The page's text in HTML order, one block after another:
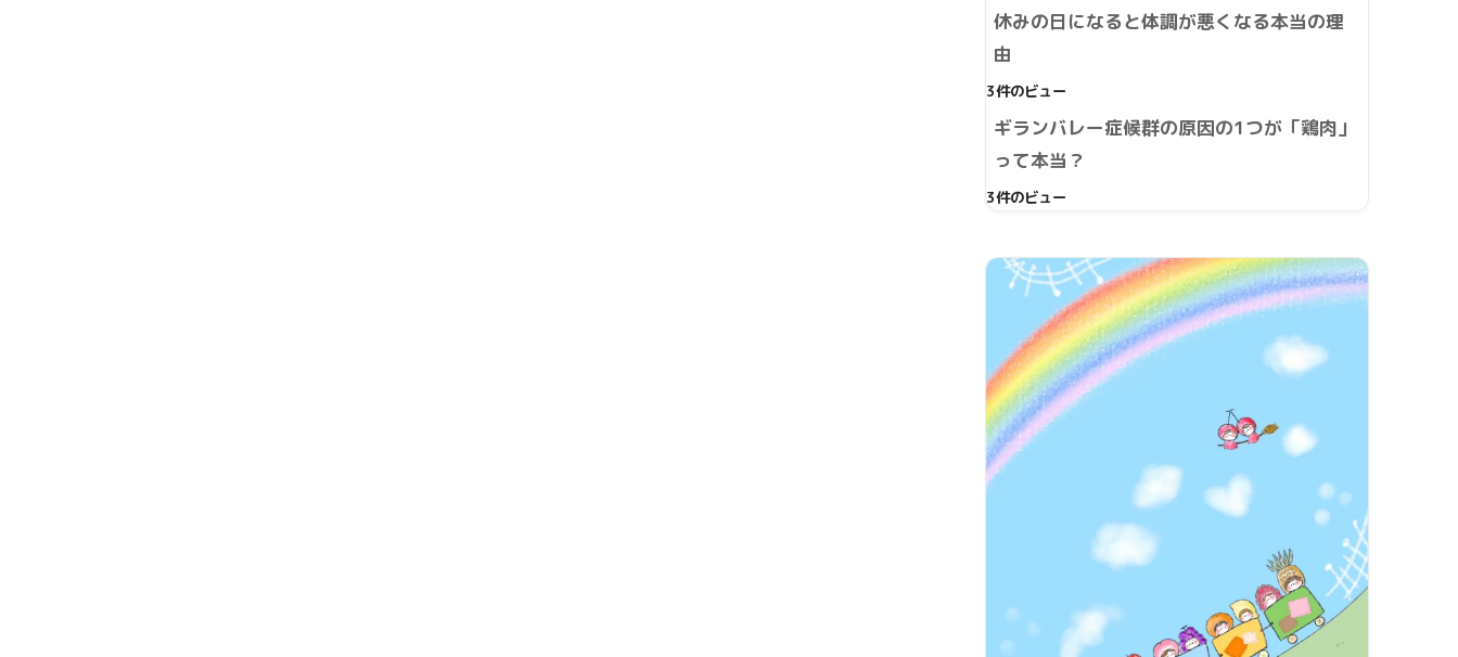
休みの日になると体調が悪くなる本当の理
由
3件のビュー
ギランバレー症候群の原因の1つが「鶏肉」
って本当？
3件のビュー